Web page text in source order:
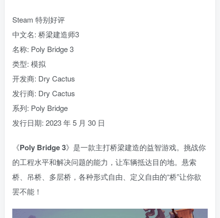
Steam 特别好评
中文名: 桥梁建造师3
名称: Poly Bridge 3
类型: 模拟
开发商: Dry Cactus
发行商: Dry Cactus
系列: Poly Bridge
发行日期: 2023 年 5 月 30 日
《Poly Bridge 3》是一款主打桥梁建造的益智游戏。挑战你
的工程水平和解决问题的能力，让车辆抵达目的地。悬索
桥、吊桥、多层桥，各种形式自由、定义自由的“桥”让你欲
罢不能！